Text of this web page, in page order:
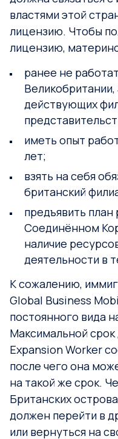
властями этой
лицензию. Чтобы
лицензию,
ранее не
действующих
иметь опыт
лет;
взять на себя
британский
предъявить план
Соединённом
наличие
деятельности в
К сожалению,
Global Business
постоянного вида
Максимальной срок
Expansion Worker
после чего она
на такой же срок.
Британских
должен перейти в
или вернуться на